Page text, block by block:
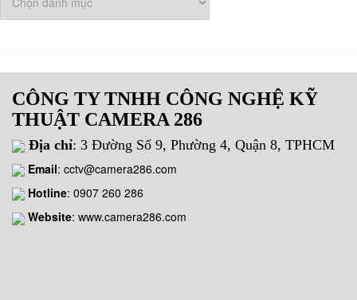
CÔNG TY TNHH CÔNG NGHỆ KỸ
THUẬT CAMERA 286
Địa chỉ: 3 Đường Số 9, Phường 4, Quận 8, TPHCM
Email: cctv@camera286.com
Hotline: 0907 260 286
Website: www.camera286.com